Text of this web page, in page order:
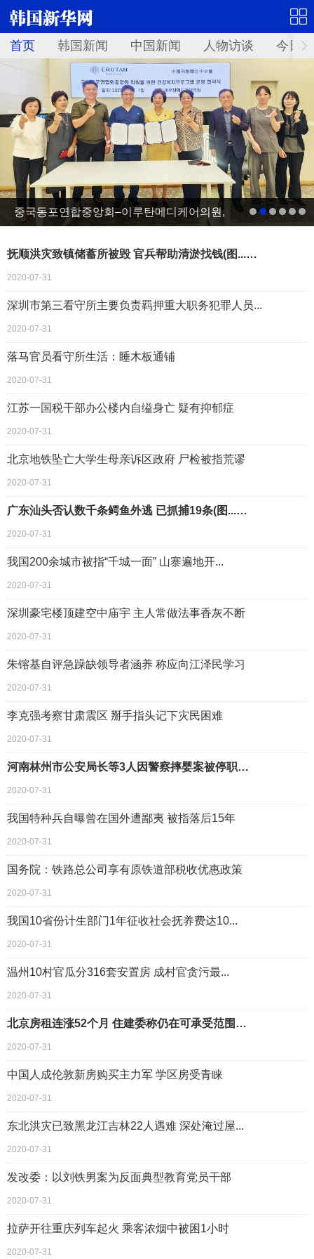
首页 韩国新闻 中国新闻 人物访谈 今日
중국동포연합중앙회–이루탄메디케어의원,
抚顺洪灾致镇储蓄所被毁 官兵帮助清淤找钱(图...…
2020-07-31
深圳市第三看守所主要负责羁押重大职务犯罪人员...
2020-07-31
落马官员看守所生活：睡木板通铺
2020-07-31
江苏一国税干部办公楼内自缢身亡 疑有抑郁症
2020-07-31
北京地铁坠亡大学生母亲诉区政府 尸检被指荒谬
2020-07-31
广东汕头否认数千条鳄鱼外逃 已抓捕19条(图...…
2020-07-31
我国200余城市被指“千城一面” 山寨遍地开...
2020-07-31
深圳豪宅楼顶建空中庙宇 主人常做法事香灰不断
2020-07-31
朱镕基自评急躁缺领导者涵养 称应向江泽民学习
2020-07-31
李克强考察甘肃震区 掰手指头记下灾民困难
2020-07-31
河南林州市公安局长等3人因警察摔婴案被停职…
2020-07-31
我国特种兵自曝曾在国外遭鄙夷 被指落后15年
2020-07-31
国务院：铁路总公司享有原铁道部税收优惠政策
2020-07-31
我国10省份计生部门1年征收社会抚养费达10...
2020-07-31
温州10村官瓜分316套安置房 成村官贪污最...
2020-07-31
北京房租连涨52个月 住建委称仍在可承受范围…
2020-07-31
中国人成伦敦新房购买主力军 学区房受青睐
2020-07-31
东北洪灾已致黑龙江吉林22人遇难 深处淹过屋...
2020-07-31
发改委：以刘铁男案为反面典型教育党员干部
2020-07-31
拉萨开往重庆列车起火 乘客浓烟中被困1小时
2020-07-31